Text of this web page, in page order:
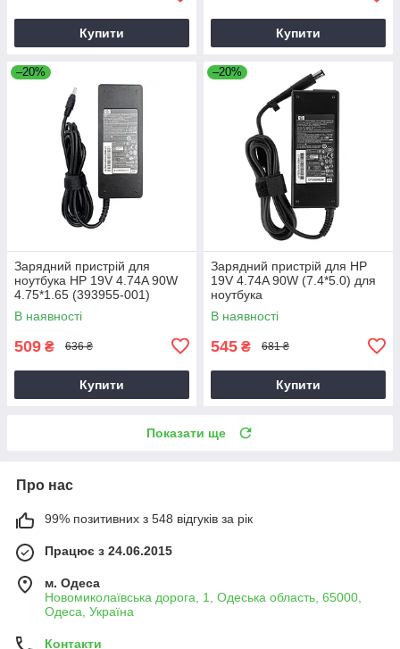
Купити Купити
–20%
Зарядний пристрій для
ноутбука HP 19V 4.74A 90W
4.75*1.65 (393955-001)
В наявності
509 ₴ 636 ₴
Купити
–20%
Зарядний пристрій для HP
19V 4.74A 90W (7.4*5.0) для
ноутбука
В наявності
545 ₴ 681 ₴
Купити
Показати ще
Про нас
99% позитивних з 548 відгуків за рік
Працює з 24.06.2015
м. Одеса
Новомиколаївська дорога, 1, Одеська область, 65000,
Одеса, Україна
Контакти